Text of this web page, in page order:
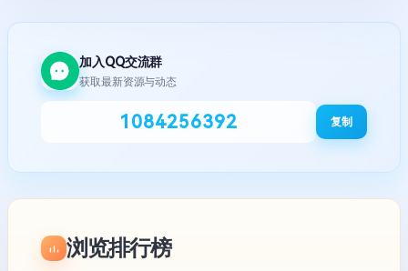
加入QQ交流群
获取最新资源与动态
1084256392 复制
浏览排行榜